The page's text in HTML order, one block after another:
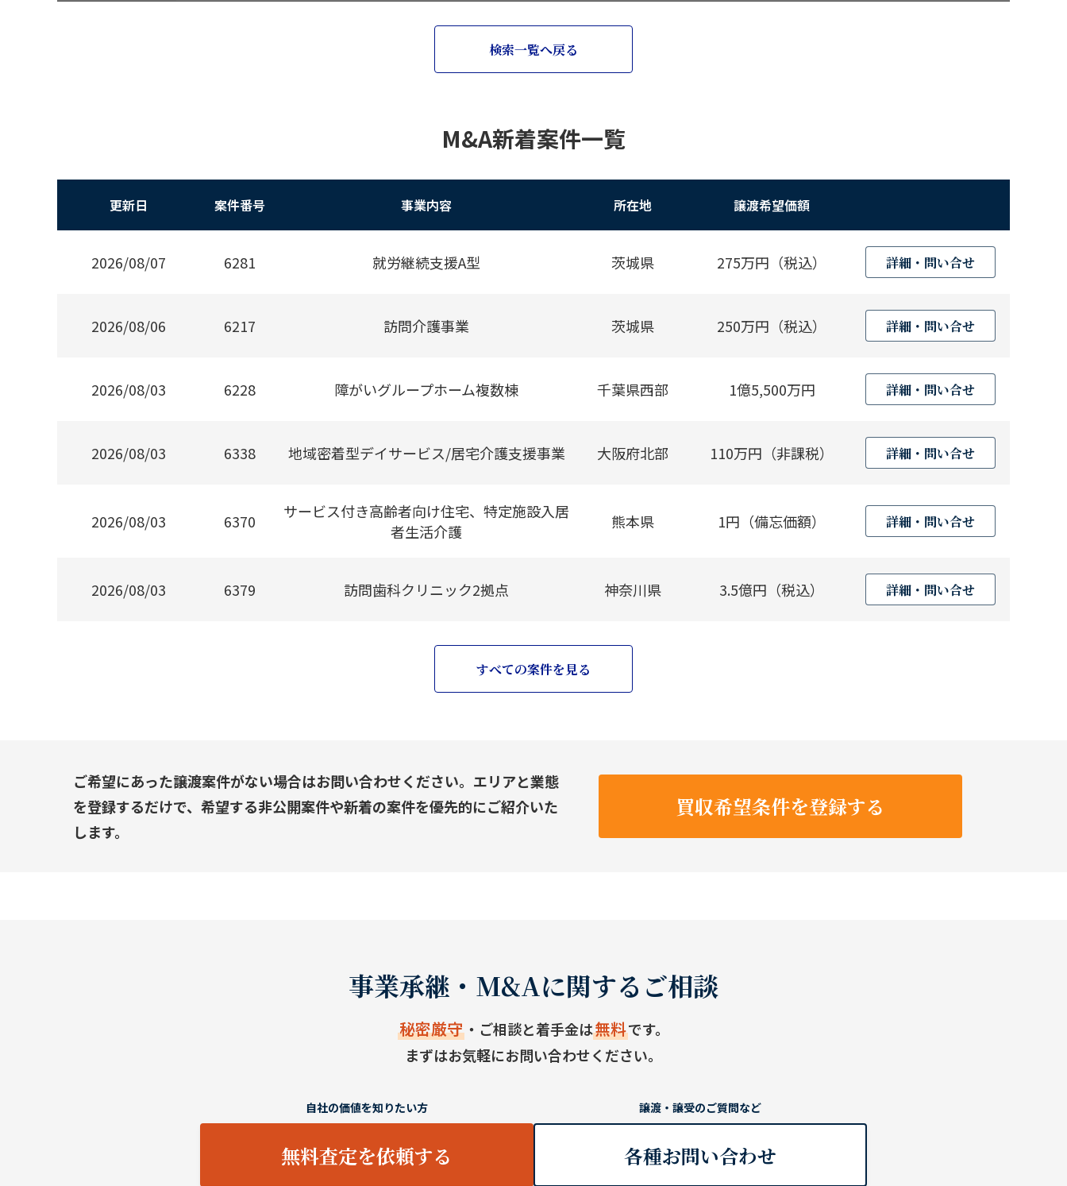
検索一覧へ戻る
M&A新着案件一覧
更新日 案件番号 事業内容 所在地 譲渡希望価額
2026/08/07 6281 就労継続支援A型 茨城県 275万円（税込） 詳細・問い合せ
2026/08/06 6217 訪問介護事業 茨城県 250万円（税込） 詳細・問い合せ
2026/08/03 6228 障がいグループホーム複数棟 千葉県西部 1億5,500万円 詳細・問い合せ
2026/08/03 6338 地域密着型デイサービス/居宅介護支援事業 大阪府北部 110万円（非課税） 詳細・問い合せ
2026/08/03 6370
サービス付き高齢者向け住宅、特定施設入居
者生活介護
熊本県 1円（備忘価額） 詳細・問い合せ
2026/08/03 6379 訪問歯科クリニック2拠点 神奈川県 3.5億円（税込） 詳細・問い合せ
すべての案件を見る
ご希望にあった譲渡案件がない場合はお問い合わせください。エリアと業態
を登録するだけで、希望する非公開案件や新着の案件を優先的にご紹介いた
します。
買収希望条件を登録する
事業承継・M&Aに関するご相談
秘密厳守 ・ご相談と着手金は無料です。
まずはお気軽にお問い合わせください。
自社の価値を知りたい方
無料査定を依頼する
譲渡・譲受のご質問など
各種お問い合わせ